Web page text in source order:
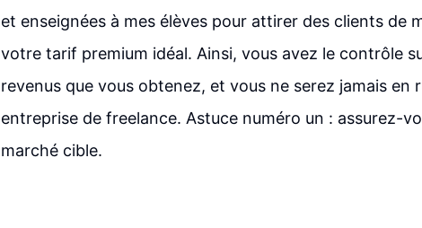
et enseignées à mes élèves pour attirer des clients de
votre tarif premium idéal. Ainsi, vous avez le contrôle
revenus que vous obtenez, et vous ne serez jamais
entreprise de freelance. Astuce numéro un : assurez-
marché cible.